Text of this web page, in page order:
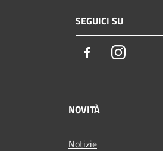
SEGUICI SU
FacebookInstagram
NOVITÀ
Notizie